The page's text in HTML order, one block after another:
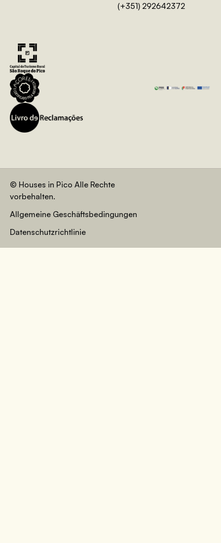
(+351) 292642372
© Houses in Pico Alle Rechte
vorbehalten.
Allgemeine Geschäftsbedingungen
Datenschutzrichtlinie